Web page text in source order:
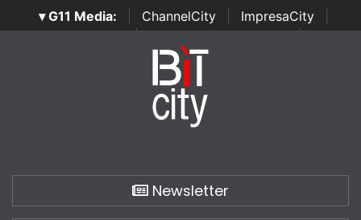
▾ G11 Media: ChannelCity ImpresaCity
SecurityOpenLab | Italian Channel Awards | Italian
Italian Security Awards
Newsletter